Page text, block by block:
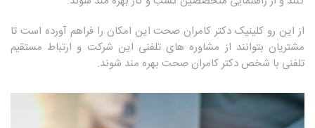
از این رو کلینیک دکتر کامران صحت این امکان را فراهم آورده است تا
مشتریان بتوانند از مشاوره های تلفنی این شرکت و ارتباط مستقیم
تلفنی با شخص دکتر کامران صحت بهره مند شوند.